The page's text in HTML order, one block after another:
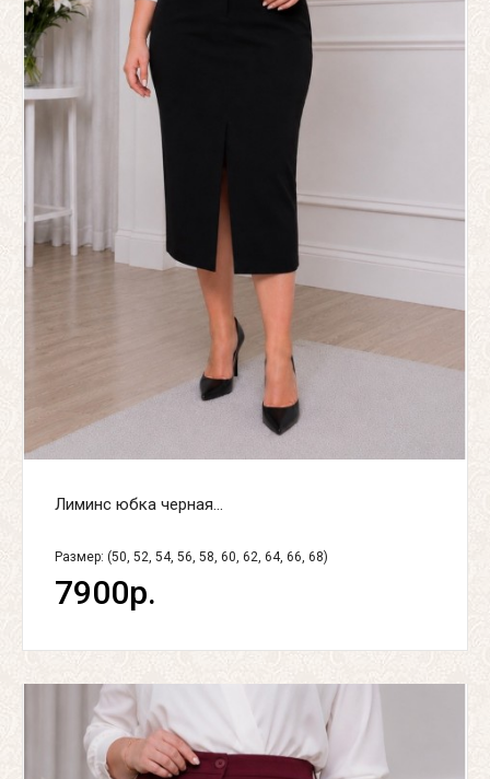
Лиминс юбка черная...
Размер: (50, 52, 54, 56, 58, 60, 62, 64, 66, 68)
7900р.